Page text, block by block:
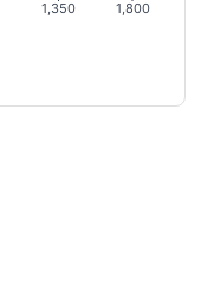
1,350 1,800